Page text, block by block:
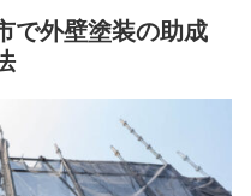
で外壁塗装の助成